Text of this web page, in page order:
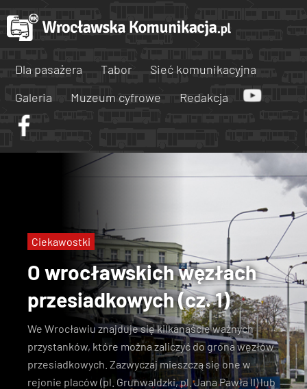
Dla pasażera Tabor
Sieć komunikacyjna
Galeria
Muzeum cyfrowe Redakcja
O wrocławskich węzłach
przesiadkowych (cz. 1)
We Wrocławiu znajduje się kilkanaście ważnych
przystanków, które można zaliczyć do grona węzłów
przesiadkowych. Zazwyczaj mieszczą się one w
rejonie placów (pl. Grunwaldzki, pl. Jana Pawła II) lub
Ciekawostki